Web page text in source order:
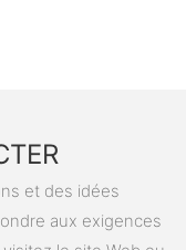
et des idées
aux exigences